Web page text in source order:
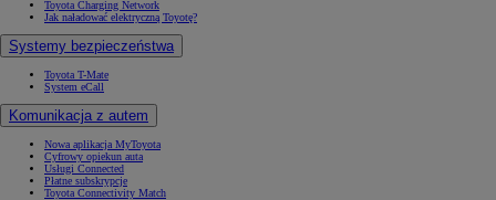
Toyota Charging Network
Jak naładować elektryczną Toyotę?
Systemy bezpieczeństwa
Toyota T-Mate
System eCall
Komunikacja z autem
Nowa aplikacja MyToyota
Cyfrowy opiekun auta
Usługi Connected
Płatne subskrypcje
Toyota Connectivity Match